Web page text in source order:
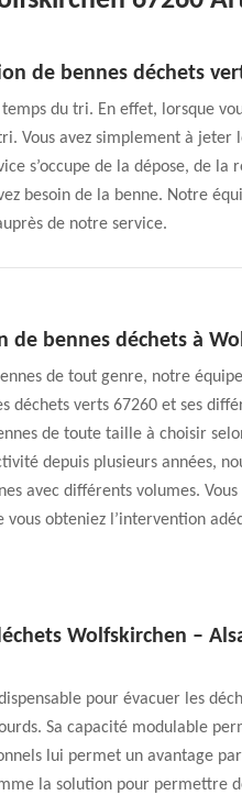
de bennes déchets
du tri. En effet, lorsque
Vous avez simplement à jeter
s’occupe de la dépose, de la
besoin de la benne. Notre
de notre service.
de bennes déchets à
de tout genre, notre
déchets verts 67260 et ses
de toute taille à choisir
depuis plusieurs années,
avec différents volumes. Vous
vous obteniez l’intervention
Wolfskirchen –
pour évacuer les
Sa capacité modulable
lui permet un avantage
la solution pour permettre